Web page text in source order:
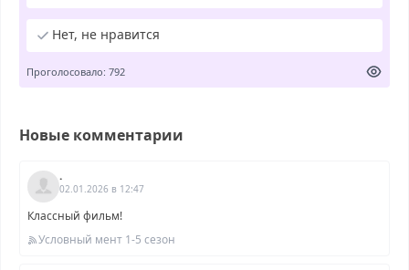
Нет, не нравится
Проголосовало: 792
Новые комментарии
.
02.01.2026 в 12:47
Классный фильм!
Условный мент 1-5 сезон